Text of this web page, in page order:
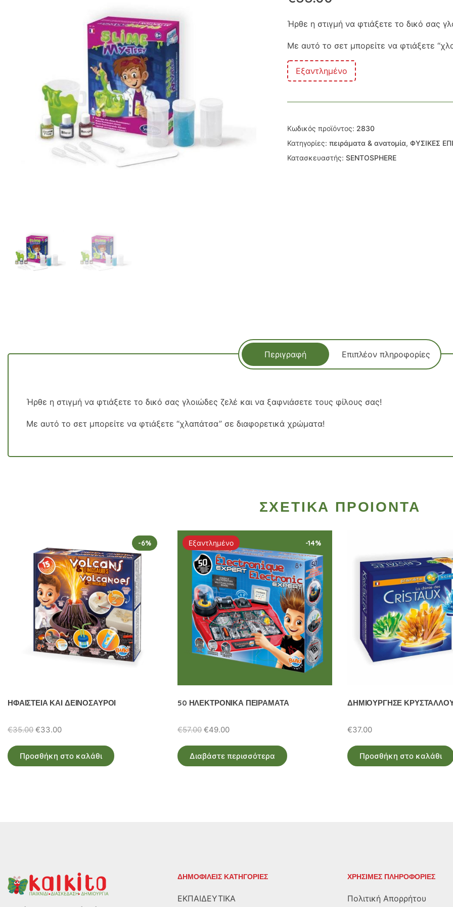
Ήρθε η στιγμή να φτιάξετε το δικό σας
Με αυτό το σετ μπορείτε να φτιάξετε
Εξαντλημένο
Κωδικός προϊόντος: 2830
Κατηγορίες: πειράματα & ανατομία, ΦΥΣΙΚΕΣ
Κατασκευαστής: SENTOSPHERE
Περιγραφή Επιπλέον πληροφορίες
Ήρθε η στιγμή να φτιάξετε το δικό σας γλοιώδες ζελέ και να ξαφνιάσετε τους φίλους σας!
Με αυτό το σετ μπορείτε να φτιάξετε “χλαπάτσα” σε διαφορετικά χρώματα!
ΣΧΕΤΙΚΑ ΠΡΟΙΟΝΤΑ
-6%
ΗΦΑΙΣΤΕΙΑ ΚΑΙ ΔΕΙΝΟΣΑΥΡΟΙ
€35.00 Original
was:
€35.00.
€33.00Η
τιμή
είναι:
Προσθήκη στο καλάθι
Εξαντλημένο -14%
50 ΗΛΕΚΤΡΟΝΙΚΑ ΠΕΙΡΑΜΑΤΑ
€57.00 Original
was:
€57.00.
€49.00Η
τιμή
είναι:
Διαβάστε περισσότερα
ΔΗΜΙΟΥΡΓΗΣΕ
€37.00
Προσθήκη στο καλάθι
ΔΗΜΟΦΙΛΕΙΣ ΚΑΤΗΓΟΡΙΕΣ
ΕΚΠΑΙΔΕΥΤΙΚΑ
ΧΡΗΣΙΜΕΣ ΠΛΗΡΟΦΟΡΙΕΣ
Πολιτική Απορρήτου